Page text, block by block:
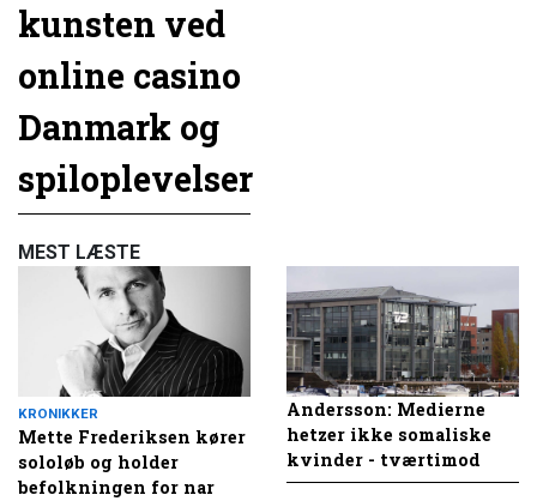
kunsten ved
online casino
Danmark og
spiloplevelser
MEST LÆSTE
KRONIKKER
Mette Frederiksen kører
sololøb og holder
befolkningen for nar
Andersson: Medierne
hetzer ikke somaliske
kvinder - tværtimod